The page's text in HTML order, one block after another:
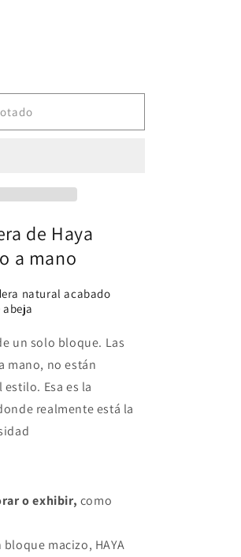
de Haya
a mano
natural acabado
abeja
un solo bloque. Las
mano, no están
Esa es la
realmente está la
o exhibir, como
macizo, HAYA